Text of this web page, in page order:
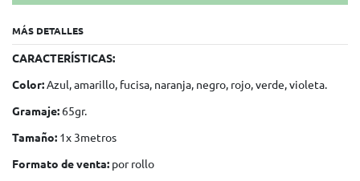
MÁS DETALLES
CARACTERÍSTICAS:
Color:Azul, amarillo, fucisa, naranja, negro, rojo, verde, violeta.
Gramaje: 65gr.
Tamaño: 1x 3metros
Formato de venta: por rollo